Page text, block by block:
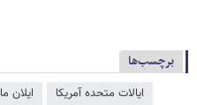
برچسب‌ها
ایالات متحده آمریکا ایلان